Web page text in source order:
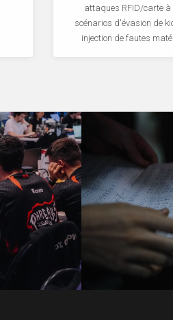
attaques RFID/carte à
scénarios d'évasion de
injection de fautes